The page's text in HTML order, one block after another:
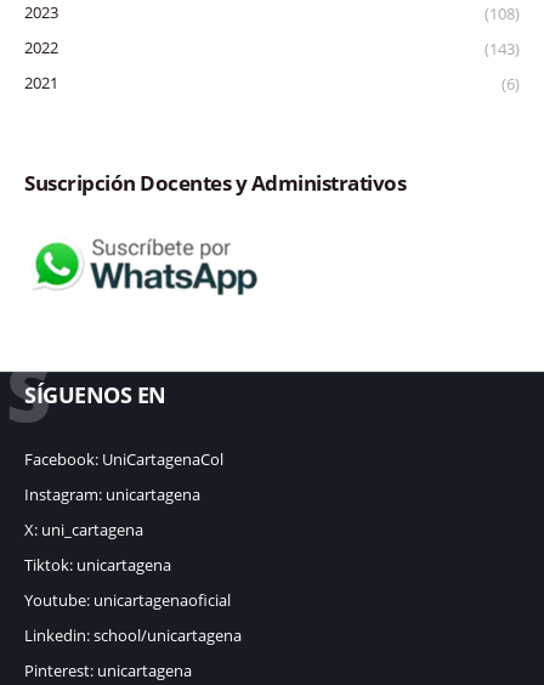
2023
(108)
2022
(143)
2021
(6)
Suscripción Docentes y Administrativos
S
SÍGUENOS EN
Facebook: UniCartagenaCol
Instagram: unicartagena
X: uni_cartagena
Tiktok: unicartagena
Youtube: unicartagenaoficial
Linkedin: school/unicartagena
Pinterest: unicartagena